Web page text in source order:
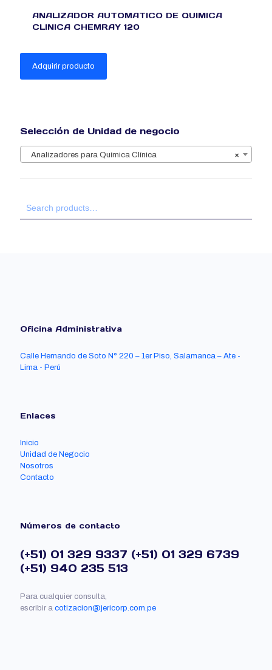
ANALIZADOR AUTOMATICO DE QUIMICA
CLINICA CHEMRAY 120
Adquirir producto
Selección de Unidad de negocio
×
Analizadores para Química Clínica
Oficina Administrativa
Calle Hernando de Soto N° 220 – 1er Piso, Salamanca – Ate -
Lima - Perú
Enlaces
Inicio
Unidad de Negocio
Nosotros
Contacto
Números de contacto
(+51) 01 329 9337 (+51) 01 329 6739
(+51) 940 235 513
Para cualquier consulta,
escribir a cotizacion@jericorp.com.pe